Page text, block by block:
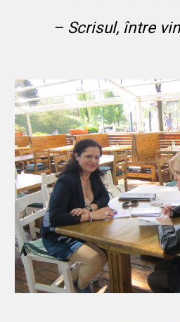
– Scrisul, între